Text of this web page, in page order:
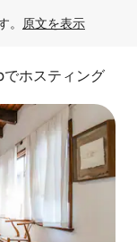
原文を表示
ホスティング